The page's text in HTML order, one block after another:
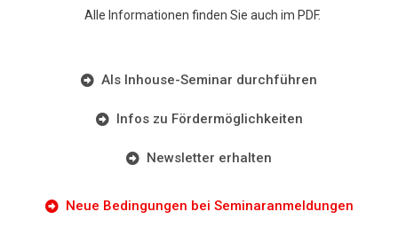
Alle Informationen finden Sie auch im PDF.
Als Inhouse-Seminar durchführen
Infos zu Fördermöglichkeiten
Newsletter erhalten
Neue Bedingungen bei Seminaranmeldungen